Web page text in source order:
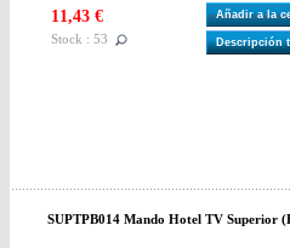
11,43 €
Stock : 53
Añadir a la
Descripción
SUPTPB014 Mando Hotel TV Superior